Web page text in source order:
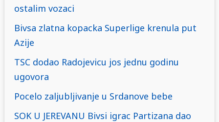
ostalim vozaci
Bivsa zlatna kopacka Superlige krenula put
Azije
TSC dodao Radojevicu jos jednu godinu
ugovora
Pocelo zaljubljivanje u Srdanove bebe
SOK U JEREVANU Bivsi igrac Partizana dao